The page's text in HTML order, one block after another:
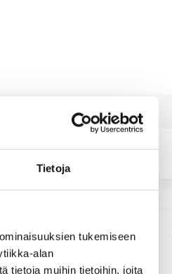
Tietoja
tukemiseen
alan
tietoja muihin tietoihin, joita
4 months ago
sujui kuten sovittiin.